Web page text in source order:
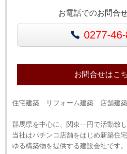
お電話でのお問合
0277-46-
お問合せはこ
住宅建築 リフォーム建築 店舗建
群馬県を中心に、関東一円で活動致し
当社はパチンコ店舗をはじめ新築住
ゆる構築物を提供する建設会社です。